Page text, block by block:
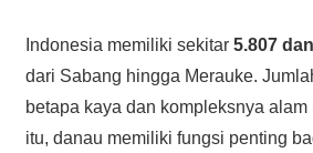
Indonesia memiliki sekitar 5.807
dari Sabang hingga Merauke.
betapa kaya dan kompleksnya
itu, danau memiliki fungsi penting